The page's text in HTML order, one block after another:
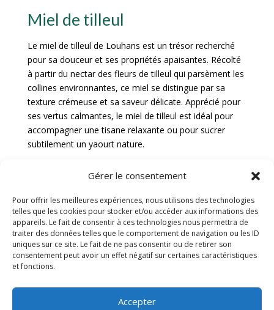
Gérer le consentement
Pour offrir les meilleures expériences, nous utilisons des technologies
telles que les cookies pour stocker et/ou accéder aux informations des
appareils. Le fait de consentir à ces technologies nous permettra de
traiter des données telles que le comportement de navigation ou les ID
uniques sur ce site. Le fait de ne pas consentir ou de retirer son
consentement peut avoir un effet négatif sur certaines caractéristiques
et fonctions.
Accepter
Miel de tilleul
Le miel de tilleul de Louhans est un trésor recherché
pour sa douceur et ses propriétés apaisantes. Récolté
à partir du nectar des fleurs de tilleul qui parsèment les
collines environnantes, ce miel se distingue par sa
texture crémeuse et sa saveur délicate. Apprécié pour
ses vertus calmantes, le miel de tilleul est idéal pour
accompagner une tisane relaxante ou pour sucrer
subtilement un yaourt nature.
Miel de sapin
Le miel de sapin de Louhans est une véritable
invitation à la découverte de la forêt. Récolté à partir
du nectar des fleurs de sapin qui peuplent les bois
environnants, ce miel se distingue par sa couleur
ambrée et son goût boisé. Doté de propriétés
antiseptiques naturelles, le miel de sapin est apprécié
fait un allié de choix pour accompagner des plats salés